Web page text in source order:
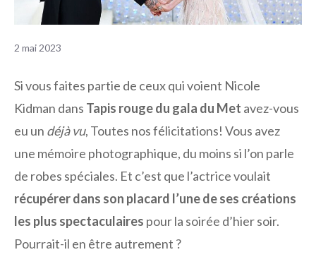
2 mai 2023
Si vous faites partie de ceux qui voient Nicole
Kidman dans Tapis rouge du gala du Met avez-vous
eu un déjà vu, Toutes nos félicitations! Vous avez
une mémoire photographique, du moins si l’on parle
de robes spéciales. Et c’est que l’actrice voulait
récupérer dans son placard l’une de ses créations
les plus spectaculaires pour la soirée d’hier soir.
Pourrait-il en être autrement ?